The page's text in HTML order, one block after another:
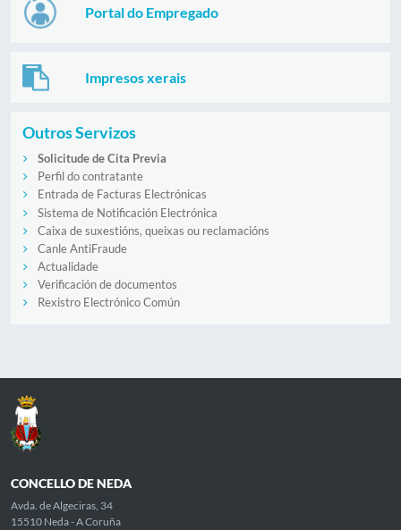
Portal do Empregado
Impresos xerais
Outros Servizos
Solicitude de Cita Previa
Perfil do contratante
Entrada de Facturas Electrónicas
Sistema de Notificación Electrónica
Caixa de suxestións, queixas ou reclamacións
Canle AntiFraude
Actualidade
Verificación de documentos
Rexistro Electrónico Común
CONCELLO DE NEDA
Avda. de Algeciras, 34
15510 Neda - A Coruña